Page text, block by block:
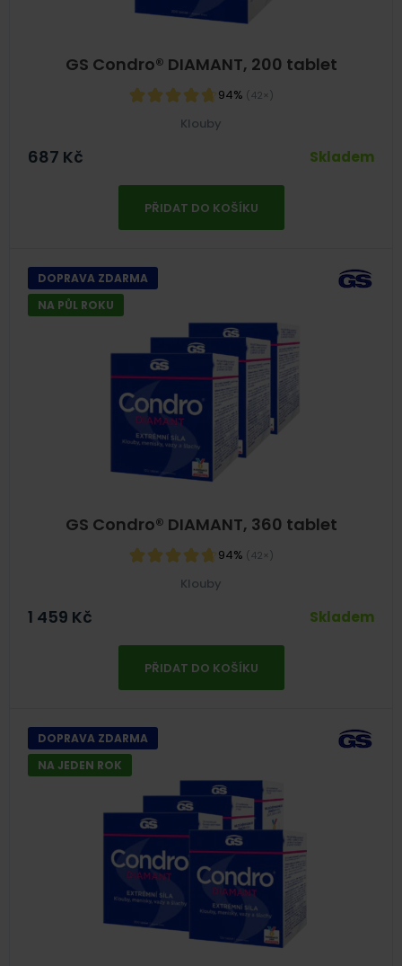
GS Condro® DIAMANT, 200 tablet
94% (42×)
Klouby
687 Kč Skladem
PŘIDAT DO KOŠÍKU
GS Condro® DIAMANT, 360 tablet
94% (42×)
DOPRAVA ZDARMA
NA PŮL ROKU
Klouby
1 459 Kč Skladem
PŘIDAT DO KOŠÍKU
DOPRAVA ZDARMA
NA JEDEN ROK